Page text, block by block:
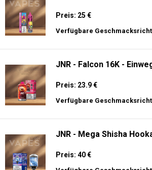
Preis: 25 €
Verfügbare
JNR - Falcon 16K -
Preis: 23.9 €
Verfügbare
JNR - Mega Shisha
Preis: 40 €